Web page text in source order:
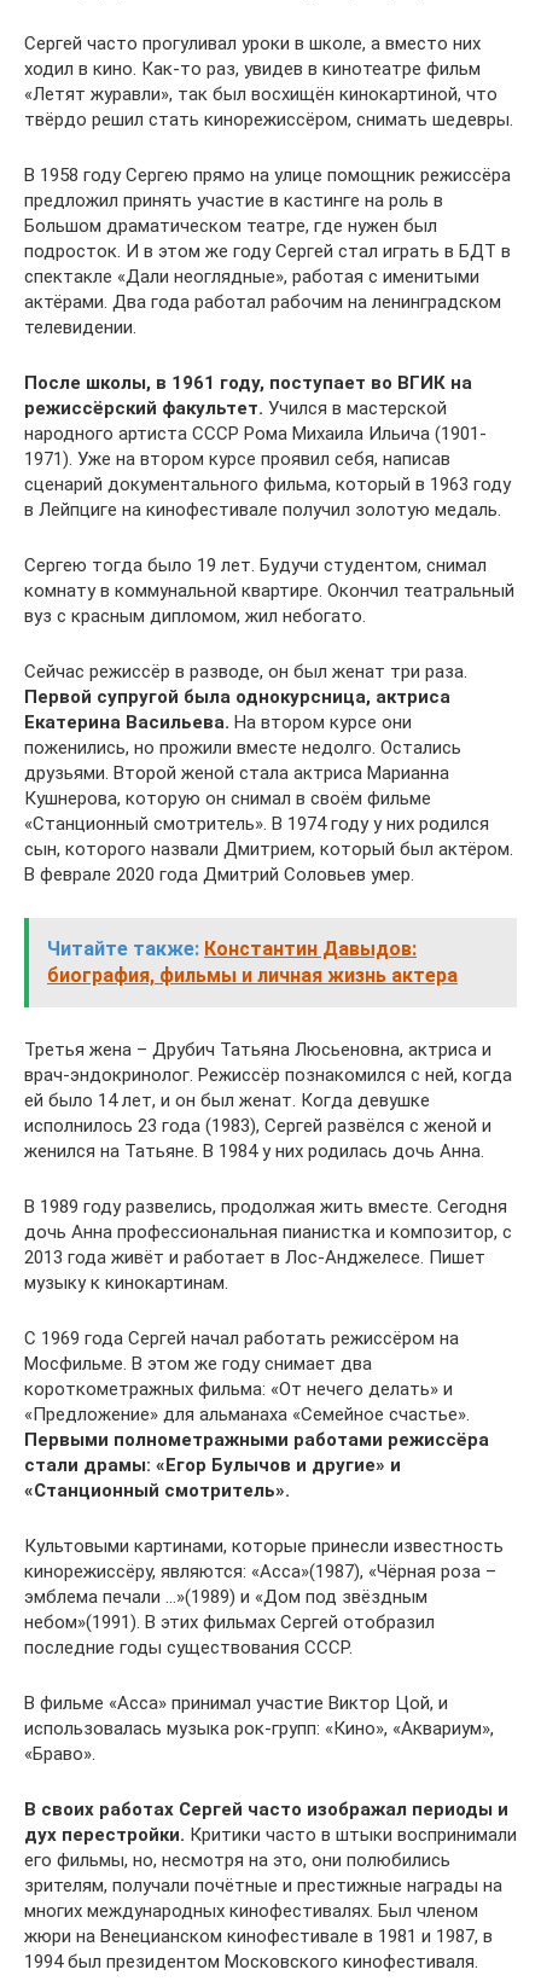
Сергей часто прогуливал уроки в школе, а вместо них
ходил в кино. Как-то раз, увидев в кинотеатре фильм
«Летят журавли», так был восхищён кинокартиной, что
твёрдо решил стать кинорежиссёром, снимать шедевры.
В 1958 году Сергею прямо на улице помощник режиссёра
предложил принять участие в кастинге на роль в
Большом драматическом театре, где нужен был
подросток. И в этом же году Сергей стал играть в БДТ в
спектакле «Дали неоглядные», работая с именитыми
актёрами. Два года работал рабочим на ленинградском
телевидении.
После школы, в 1961 году, поступает во ВГИК на
режиссёрский факультет. Учился в мастерской
народного артиста СССР Рома Михаила Ильича (1901-
1971). Уже на втором курсе проявил себя, написав
сценарий документального фильма, который в 1963 году
в Лейпциге на кинофестивале получил золотую медаль.
Сергею тогда было 19 лет. Будучи студентом, снимал
комнату в коммунальной квартире. Окончил театральный
вуз с красным дипломом, жил небогато.
Сейчас режиссёр в разводе, он был женат три раза.
Первой супругой была однокурсница, актриса
Екатерина Васильева. На втором курсе они
поженились, но прожили вместе недолго. Остались
друзьями. Второй женой стала актриса Марианна
Кушнерова, которую он снимал в своём фильме
«Станционный смотритель». В 1974 году у них родился
сын, которого назвали Дмитрием, который был актёром.
В феврале 2020 года Дмитрий Соловьев умер.
Читайте также: Константин Давыдов:
биография, фильмы и личная жизнь актера
Третья жена – Друбич Татьяна Люсьеновна, актриса и
врач-эндокринолог. Режиссёр познакомился с ней, когда
ей было 14 лет, и он был женат. Когда девушке
исполнилось 23 года (1983), Сергей развёлся с женой и
женился на Татьяне. В 1984 у них родилась дочь Анна.
В 1989 году развелись, продолжая жить вместе. Сегодня
дочь Анна профессиональная пианистка и композитор, с
2013 года живёт и работает в Лос-Анджелесе. Пишет
музыку к кинокартинам.
С 1969 года Сергей начал работать режиссёром на
Мосфильме. В этом же году снимает два
короткометражных фильма: «От нечего делать» и
«Предложение» для альманаха «Семейное счастье».
Первыми полнометражными работами режиссёра
стали драмы: «Егор Булычов и другие» и
«Станционный смотритель».
Культовыми картинами, которые принесли известность
кинорежиссёру, являются: «Асса»(1987), «Чёрная роза –
эмблема печали …»(1989) и «Дом под звёздным
небом»(1991). В этих фильмах Сергей отобразил
последние годы существования СССР.
В фильме «Асса» принимал участие Виктор Цой, и
использовалась музыка рок-групп: «Кино», «Аквариум»,
«Браво».
В своих работах Сергей часто изображал периоды и
дух перестройки. Критики часто в штыки воспринимали
его фильмы, но, несмотря на это, они полюбились
зрителям, получали почётные и престижные награды на
многих международных кинофестивалях. Был членом
жюри на Венецианском кинофестивале в 1981 и 1987, в
1994 был президентом Московского кинофестиваля.